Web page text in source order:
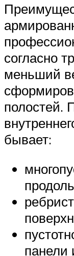
согласно
меньший
полостей.
бывает:
панели